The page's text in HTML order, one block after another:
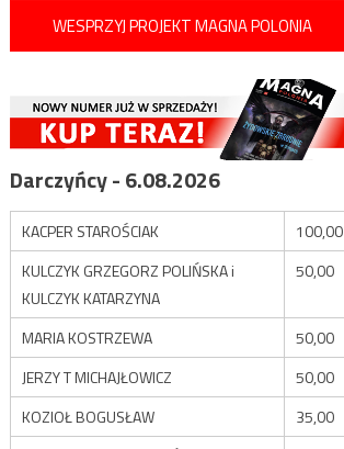
WESPRZYJ PROJEKT MAGNA POLONIA
Darczyńcy - 6.08.2026
KACPER STAROŚCIAK
100,00
KULCZYK GRZEGORZ POLIŃSKA i
KULCZYK KATARZYNA
50,00
MARIA KOSTRZEWA
50,00
JERZY T MICHAJŁOWICZ
50,00
KOZIOŁ BOGUSŁAW
35,00